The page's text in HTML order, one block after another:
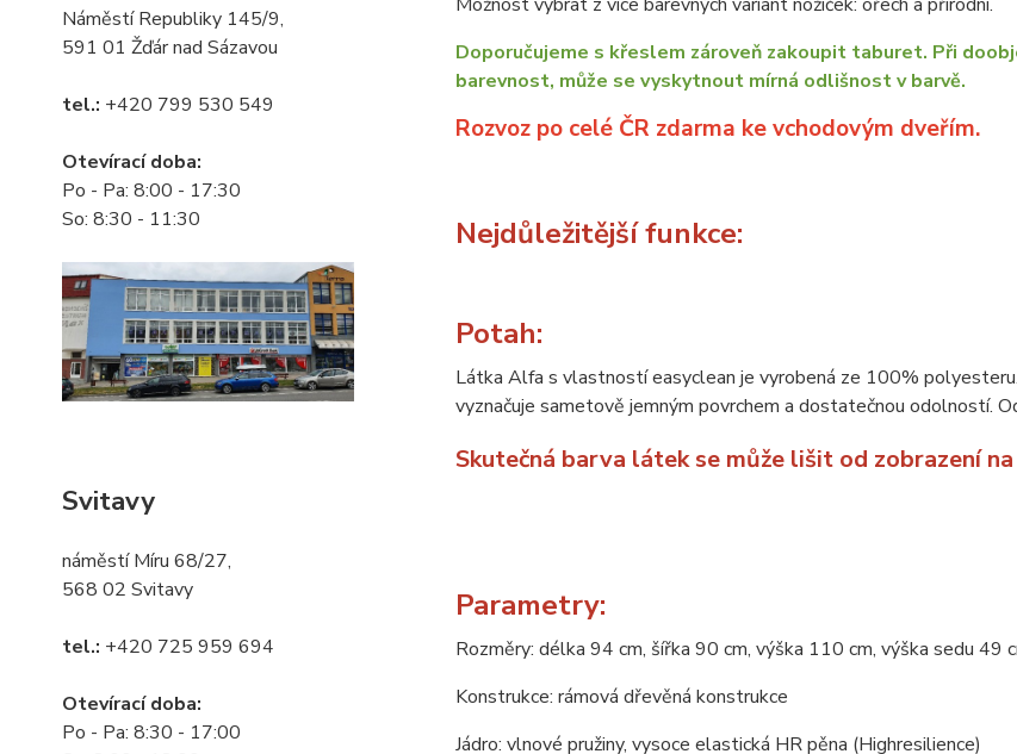
Náměstí Republiky 145/9,
591 01 Žďár nad Sázavou
tel.: +420 799 530 549
Otevírací doba:
Po - Pa: 8:00 - 17:30
So: 8:30 - 11:30
Svitavy
náměstí Míru 68/27,
568 02 Svitavy
tel.: +420 725 959 694
Otevírací doba:
Po - Pa: 8:30 - 17:00
Doporučujeme s křeslem zároveň zakoupit taburet. Při
barevnost, může se vyskytnout mírná odlišnost v barvě.
Rozvoz po celé ČR zdarma ke vchodovým dveřím.
Nejdůležitější funkce:
Potah:
Látka Alfa s vlastností easyclean je vyrobená ze 100%
vyznačuje sametově jemným povrchem a dostatečnou odolností.
Skutečná barva látek se může lišit od zobrazení
Parametry:
Rozměry: délka 94 cm, šířka 90 cm, výška 110 cm, výška sedu 49
Konstrukce: rámová dřevěná konstrukce
Jádro: vlnové pružiny, vysoce elastická HR pěna (Highresilience)